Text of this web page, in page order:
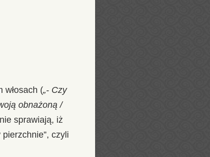
włosach („- Czy
obnażoną /
sprawiają, iż
czyli